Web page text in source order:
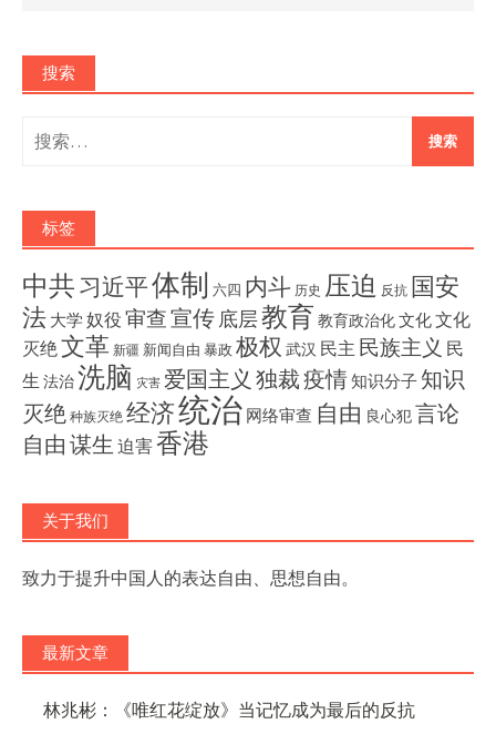
搜索
搜
索：
标签
中共习近平体制 六四 内斗 历史 压迫 反抗 国安
法 大学 奴役 审查宣传底层教育 教育政治化文化文化
灭绝文革 新疆 新闻自由 暴政 极权 武汉 民主 民族主义 民
生 法治洗脑 灾害 爱国主义 独裁疫情知识分子 知识
灭绝 种族灭绝 经济统治 网络审查 自由 良心犯言论
自由 谋生 迫害香港
关于我们
致力于提升中国人的表达自由、思想自由。
最新文章
林兆彬：《唯红花绽放》当记忆成为最后的反抗